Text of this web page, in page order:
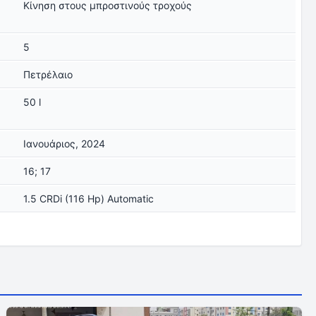
Κίνηση στους μπροστινούς τροχούς
5
Πετρέλαιο
50 l
Ιανουάριος, 2024
16; 17
1.5 CRDi (116 Hp) Automatic